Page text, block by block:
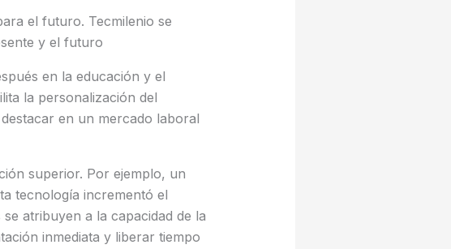
el futuro. Tecmilenio se
y el futuro
en la educación y el
la personalización del
en un mercado laboral
superior. Por ejemplo, un
tecnología incrementó el
atribuyen a la capacidad de la
inmediata y liberar tiempo